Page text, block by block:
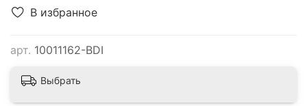
В избранное
арт. 10011162-BDI
Выбрать